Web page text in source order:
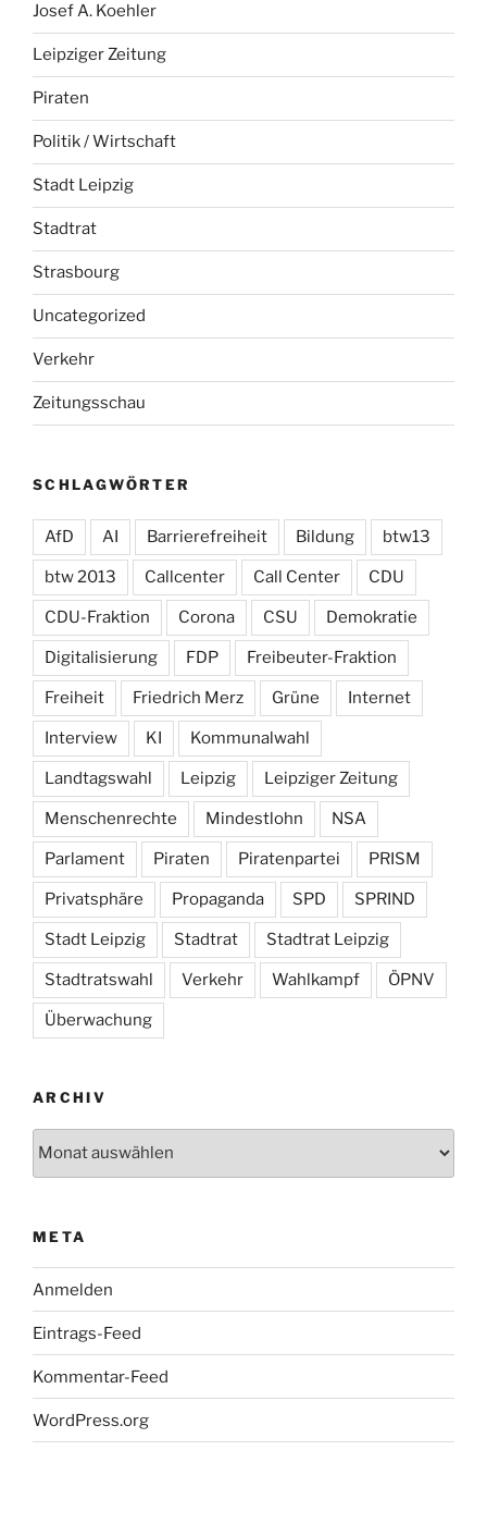
Josef A. Koehler
Leipziger Zeitung
Piraten
Politik / Wirtschaft
Stadt Leipzig
Stadtrat
Strasbourg
Uncategorized
Verkehr
Zeitungsschau
SCHLAGWÖRTER
AfD AI Barrierefreiheit Bildung btw13
btw 2013 Callcenter Call Center CDU
CDU-Fraktion Corona CSU Demokratie
Digitalisierung FDP Freibeuter-Fraktion
Freiheit Friedrich Merz Grüne Internet
Interview KI Kommunalwahl
Landtagswahl Leipzig Leipziger Zeitung
Menschenrechte Mindestlohn NSA
Parlament Piraten Piratenpartei PRISM
Privatsphäre Propaganda SPD SPRIND
Stadt Leipzig Stadtrat Stadtrat Leipzig
Stadtratswahl Verkehr Wahlkampf ÖPNV
Überwachung
ARCHIV
META
Anmelden
Eintrags-Feed
Kommentar-Feed
WordPress.org